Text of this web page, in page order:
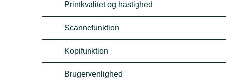
Printkvalitet og hastighed
Scannefunktion
Kopifunktion
Brugervenlighed